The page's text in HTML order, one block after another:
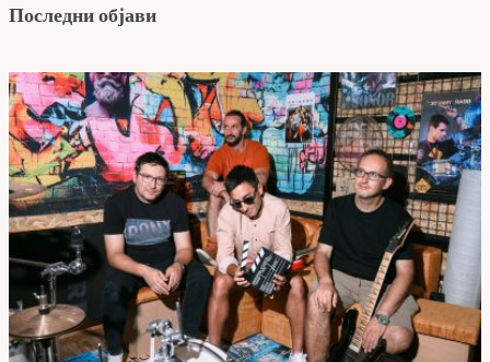
Последни објави